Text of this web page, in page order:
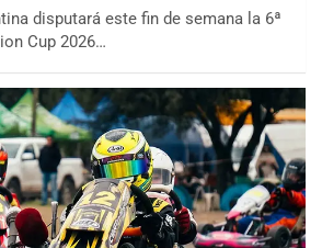
disputará este fin de semana la 6ª
Cup 2026…